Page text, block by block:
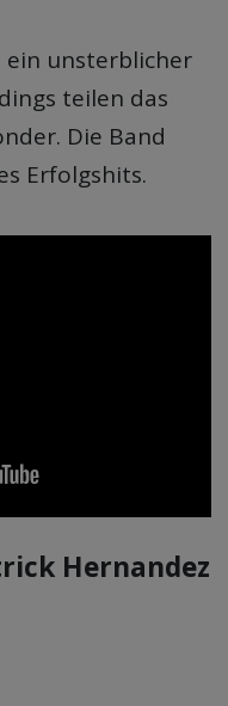
ein unsterblicher
teilen das
Die Band
Erfolgshits.
Hernandez